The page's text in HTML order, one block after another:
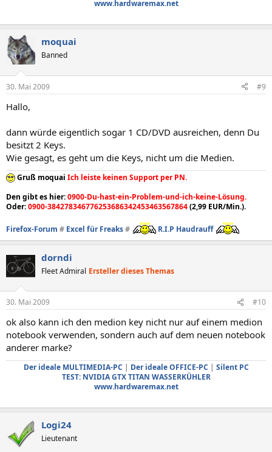
www.hardwaremax.net
moquai
Banned
30. Mai 2009 #9
Hallo,
dann würde eigentlich sogar 1 CD/DVD ausreichen, denn Du
besitzt 2 Keys.
Wie gesagt, es geht um die Keys, nicht um die Medien.
Gruß moquai Ich leiste keinen Support per PN.
Den gibt es hier:0900-Du-hast-ein-Problem-und-ich-keine-Lösung.
Oder:0900-384278346776253686342453463567864(2,99 EUR/Min.).
Firefox-Forum # Excel für Freaks# R.I.P Haudrauff
dorndi
Fleet Admiral Ersteller dieses Themas
30. Mai 2009 #10
ok also kann ich den medion key nicht nur auf einem medion
notebook verwenden, sondern auch auf dem neuen notebook
anderer marke?
Der ideale MULTIMEDIA-PC | Der ideale OFFICE-PC | Silent PC
TEST: NVIDIA GTX TITAN WASSERKÜHLER
www.hardwaremax.net
Logi24
Lieutenant